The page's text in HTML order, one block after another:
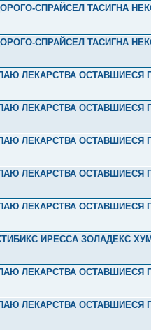
ДОРОГО-СПРАЙСЕЛ ТАСИГНА
ДОРОГО-СПРАЙСЕЛ ТАСИГНА
ЛЕКАРСТВА ОСТАВШИЕСЯ
ЛЕКАРСТВА ОСТАВШИЕСЯ
ЛЕКАРСТВА ОСТАВШИЕСЯ
ЛЕКАРСТВА ОСТАВШИЕСЯ
ЛЕКАРСТВА ОСТАВШИЕСЯ
ИРЕССА ЗОЛАДЕКС
ЛЕКАРСТВА ОСТАВШИЕСЯ
ЛЕКАРСТВА ОСТАВШИЕСЯ